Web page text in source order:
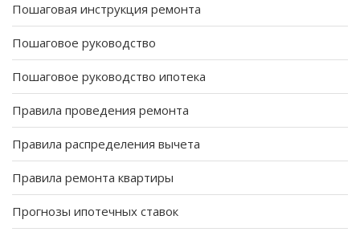
Пошаговая инструкция ремонта
Пошаговое руководство
Пошаговое руководство ипотека
Правила проведения ремонта
Правила распределения вычета
Правила ремонта квартиры
Прогнозы ипотечных ставок